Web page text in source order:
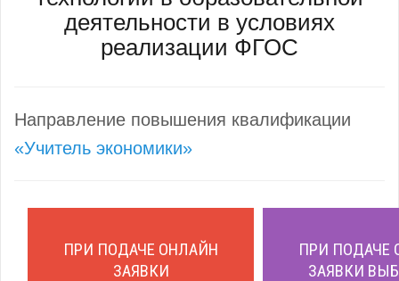
деятельности в условиях
реализации ФГОС
Направление повышения квалификации
«Учитель экономики»
ПРИ ПОДАЧЕ ОНЛАЙН
ЗАЯВКИ
ПРИ ПОДАЧЕ
ЗАЯВКИ